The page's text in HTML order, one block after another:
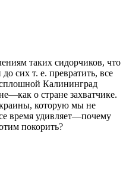
таких сидорчиков, что
сих т. е. превратить, все
Калининград
о стране захватчике.
которую мы не
время удивляет—почему
покорить?